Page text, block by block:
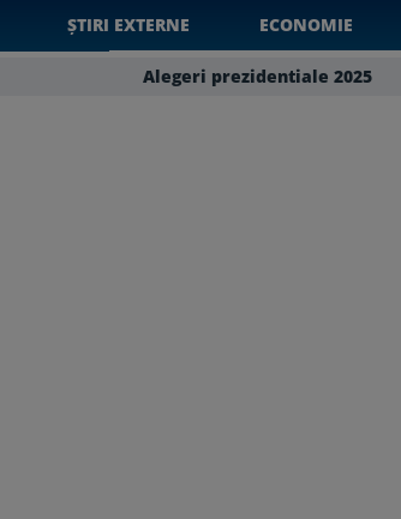
ȘTIRI EXTERNE ECONOMIE
Alegeri prezidentiale 2025